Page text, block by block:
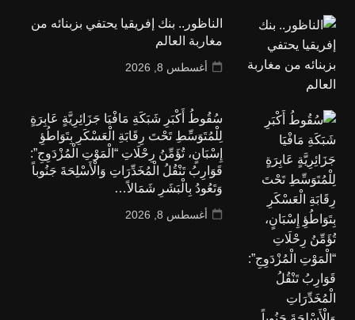
الناظور.. بنك إفريقيا يحتفي بزبنائه من
مغاربة العالم
أغسطس 8, 2026
سُقُوطُ أَكْبَرِ شَبَكَةِ مَافْيَا جَزَائِرِيَّةٍ عَابِرَةٍ
لِلْمُتَوَسِّطِ تَحْتَ رِقَابَةِ الْعَسْكَرِ بِتَوَاطُؤِ
إِسْبَانٍ، تُؤَمِّنُ رِحْلَاتِ “الْمَوْتِ الْمُزْدَوِجِ”:
قَوَارِبُ تَنْقُلُ الْمُخَدِّرَاتِ وَالْأَسْلِحَةَ جَنُوباً
وَتَعُودُ بِالْبَشَرِ شَمَالاً…
أغسطس 8, 2026